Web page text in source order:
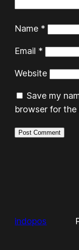
Name *
Email *
Website
Save my
browser for
indopos